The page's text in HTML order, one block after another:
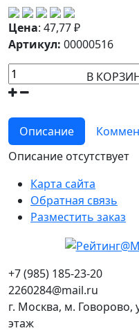
Цена: 47,77₽
Артикул: 00000516
В
Описание
Описание отсутствует
Карта сайта
Обратная связь
Разместить заказ
+7 (985) 185-23-20
2260284@mail.ru
г. Москва, м. Говорово,
этаж